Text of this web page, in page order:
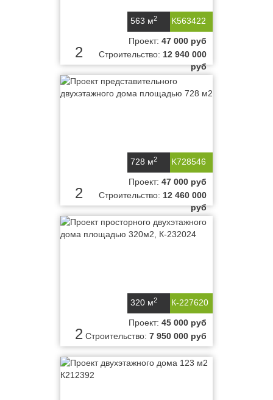
K563422
563 м2
2
Проект: 47 000 руб
Строительство: 12 940 000
руб
K728546
728 м2
2
Проект: 47 000 руб
Строительство: 12 460 000
руб
К-227620
320 м2
2
Проект: 45 000 руб
Строительство: 7 950 000 руб